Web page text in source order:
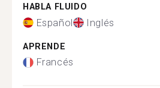
HABLA FLUIDO
Español Inglés
APRENDE
Francés